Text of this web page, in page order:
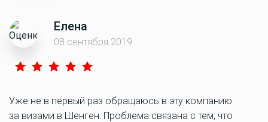
Елена
08 сентября 2019
Уже не в первый раз обращаюсь в эту компанию
за визами в Шенген. Проблема связана с тем, что